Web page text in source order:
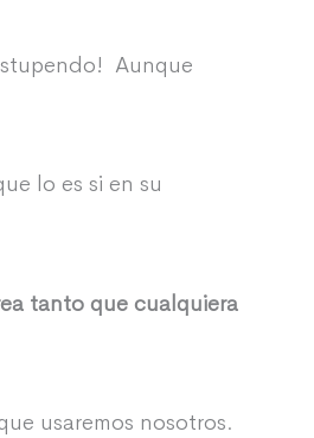
Aunque
lo es si en su
tanto que cualquiera
usaremos nosotros.